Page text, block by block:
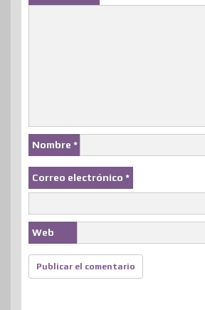
Nombre *
Correo electrónico *
Web